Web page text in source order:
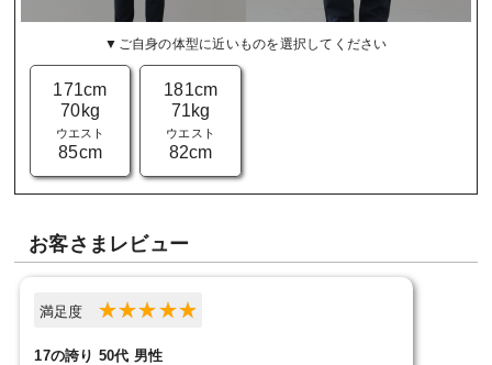
▼ご自身の体型に近いものを選択してください
171cm
70kg
ウエスト
85cm
181cm
71kg
ウエスト
82cm
お客さまレビュー
満足度
17の誇り 50代 男性